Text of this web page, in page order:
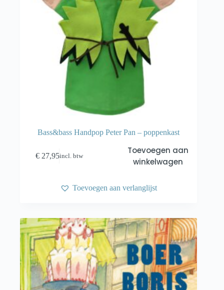
Bass&bass Handpop Peter Pan – poppenkast
€ 27,95incl. btw
Toevoegen aan
winkelwagen
Toevoegen aan verlanglijst